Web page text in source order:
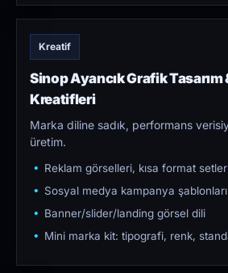
Kreatif
Sinop Ayancık Grafik Tasarım
Kreatifleri
Marka diline sadık, performans
üretim.
Reklam görselleri, kısa format setler
Sosyal medya kampanya şablonları
Banner/slider/landing görsel dili
Mini marka kit: tipografi, renk,